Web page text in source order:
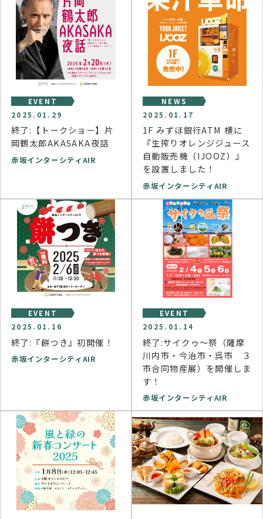
EVENT
2025.01.29
終了:【トークショー】片
岡鶴太郎AKASAKA夜話
赤坂インターシティAIR
NEWS
2025.01.17
1F みずほ銀⾏ATM 横に
『生搾りオレンジジュース
⾃動販売機（IJOOZ）』
を設置しました！
赤坂インターシティAIR
EVENT
2025.01.16
終了:『餅つき』初開催！
赤坂インターシティAIR
EVENT
2025.01.14
終了:サイクゥ～祭（薩摩
川内市・今治市・呉市 ３
市合同物産展）を開催しま
す！
赤坂インターシティAIR